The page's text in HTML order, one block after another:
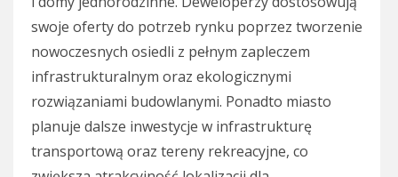
swoje oferty do potrzeb rynku poprzez tworzenie
nowoczesnych osiedli z pełnym zapleczem
infrastrukturalnym oraz ekologicznymi
rozwiązaniami budowlanymi. Ponadto miasto
planuje dalsze inwestycje w infrastrukturę
transportową oraz tereny rekreacyjne, co